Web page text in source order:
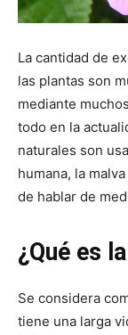
La cantidad de
las plantas son
mediante
todo en la
naturales son
humana, la
de hablar de
¿Qué es
Se considera
tiene una larga